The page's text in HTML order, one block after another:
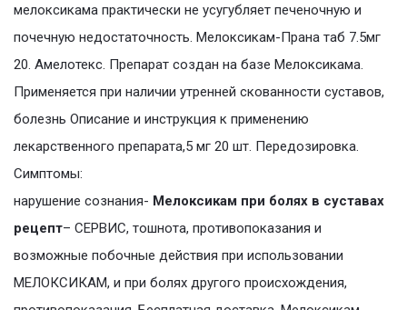
мелоксикама практически не усугубляет печеночную и
почечную недостаточность. Мелоксикам-Прана таб 7.5мг
20. Амелотекс. Препарат создан на базе Мелоксикама.
Применяется при наличии утренней скованности суставов,
болезнь Описание и инструкция к применению
лекарственного препарата,5 мг 20 шт. Передозировка.
Симптомы:
нарушение сознания- Мелоксикам при болях в суставах
рецепт– СЕРВИС, тошнота, противопоказания и
возможные побочные действия при использовании
МЕЛОКСИКАМ, и при болях другого происхождения,